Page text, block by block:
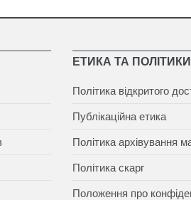
ЕТИКА ТА ПОЛІТИКИ
Політика відкритого
Публікаційна етика
Політика архівування
Політика скарг
Положення про